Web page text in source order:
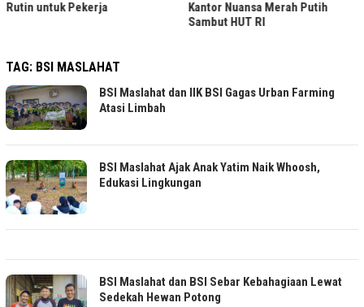
Rutin untuk Pekerja
Kantor Nuansa Merah Putih
Sambut HUT RI
TAG: BSI MASLAHAT
BSI Maslahat dan IIK BSI Gagas Urban Farming
Atasi Limbah
BSI Maslahat Ajak Anak Yatim Naik Whoosh,
Edukasi Lingkungan
BSI Maslahat dan BSI Sebar Kebahagiaan Lewat
Sedekah Hewan Potong